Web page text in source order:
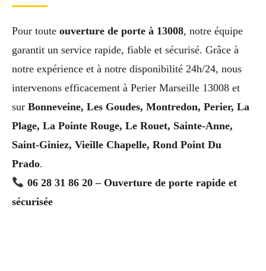
Pour toute ouverture de porte à 13008, notre équipe
garantit un service rapide, fiable et sécurisé. Grâce à
notre expérience et à notre disponibilité 24h/24, nous
intervenons efficacement à Perier Marseille 13008 et
sur Bonneveine, Les Goudes, Montredon, Perier, La
Plage, La Pointe Rouge, Le Rouet, Sainte-Anne,
Saint-Giniez, Vieille Chapelle, Rond Point Du
Prado.
06 28 31 86 20 – Ouverture de porte rapide et
sécurisée